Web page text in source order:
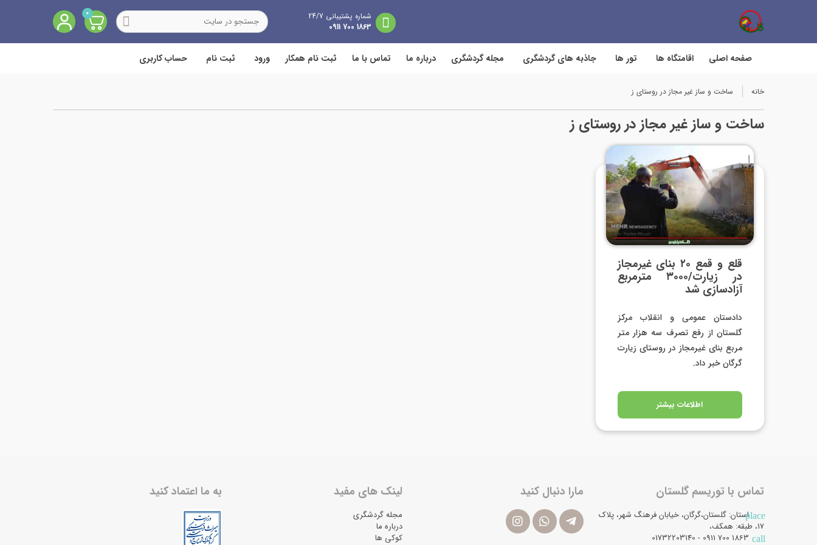
شماره پشتیبانی 24/7
1863 700 0911
0
صفحه اصلی اقامتگاه ها تور ها جاذبه های گردشگری مجله گردشگری درباره ما تماس با ما ثبت نام همکار ورود ثبت نام حساب کاربری
خانه ساخت و ساز غیر مجاز در روستای ز
ساخت و ساز غیر مجاز در روستای ز
قلع و قمع ۲۰ بنای غیرمجاز
در زیارت/۳۰۰۰ مترمربع
آزادسازی شد
دادستان عمومی و انقلاب مرکز
گلستان از رفع تصرف سه هزار متر
مربع بنای غیرمجاز در روستای زیارت
گرگان خبر داد.
اطلاعات بیشتر
تماس با توریسم گلستان
placeاستان: گلستان،گرگان، خیابان فرهنگ شهر، پلاک
17، طبقه: همکف،
call
مارا دنبال کنید لینک های مفید
مجله گردشگری
درباره ما
کوکی ها
به ما اعتماد کنید